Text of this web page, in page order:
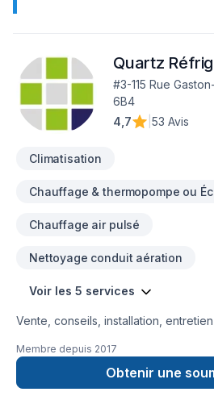
optimal à ses clients tout au long de
équipe de techniciens qualifiés et
Quartz
#3-115 Rue
6B4
4,7
53 Avis
Climatisation
Chauffage & thermopompe ou
Chauffage air pulsé
Nettoyage conduit aération
Voir les 5 services
Vente, conseils, installation,
climatiseurs ou systèmes de
Réfrigération, c’est toute une
en climatisation et en chauffage au
Membre depuis 2017
Obtenir une